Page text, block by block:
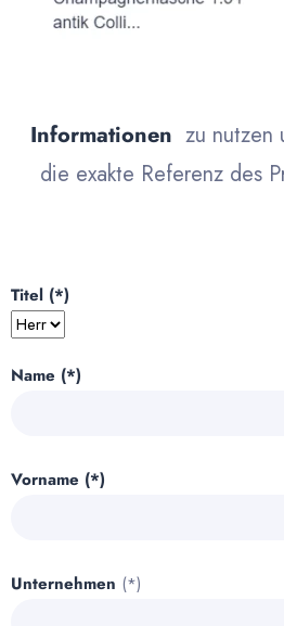
Informationen zu nutzen
die exakte Referenz des
Titel (*)
Name (*)
Vorname (*)
Unternehmen (*)